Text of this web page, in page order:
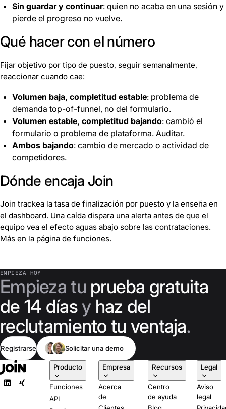
Sin guardar y continuar: quien no acaba en una sesión y
pierde el progreso no vuelve.
Qué hacer con el número
Fijar objetivo por tipo de puesto, seguir semanalmente,
reaccionar cuando cae:
Volumen baja, completitud estable: problema de
demanda top-of-funnel, no del formulario.
Volumen estable, completitud bajando: cambió el
formulario o problema de plataforma. Auditar.
Ambos bajando: cambio de mercado o actividad de
competidores.
Dónde encaja Join
Join trackea la tasa de finalización por puesto y la enseña en
el dashboard. Una caída dispara una alerta antes de que el
equipo vea el efecto aguas abajo sobre las contrataciones.
Más en la página de funciones.
EMPIEZA HOY
Empieza tu prueba gratuita
de 14 díasy haz del
reclutamiento tu ventaja.
Registrarse Solicitar una demo
Producto
Funciones
API
Empresa
Acerca
de
Recursos
Centro
de ayuda
Legal
Aviso
legal